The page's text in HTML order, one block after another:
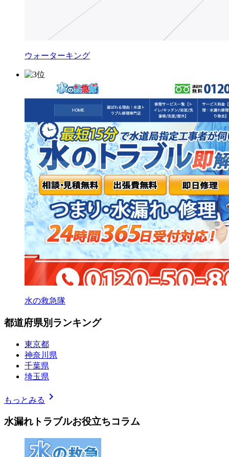
ウォーターキング
水の救急隊
都道府県別ランキング
東京都
神奈川県
千葉県
埼玉県
もっとみる chevron_right
水漏れトラブルお役立ちコラム